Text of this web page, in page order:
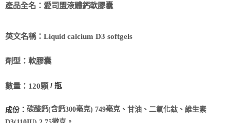
產品全名： 愛司盟液體鈣軟膠囊
英文名稱： Liquid calcium D3 softgels
劑型： 軟膠囊
數量： 120顆/ 瓶
成份： 碳酸鈣(含鈣300毫克) 749毫克 、甘油、二氧化鈦、 維生素